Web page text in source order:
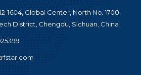
1604, Global Center, North No. 1700,
District, Chengdu, Sichuan, China